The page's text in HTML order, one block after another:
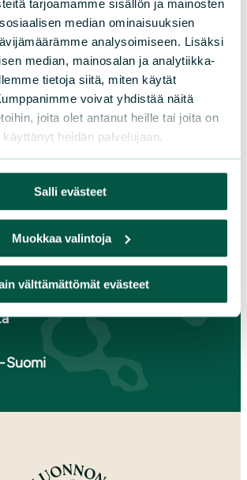
tarjoamamme sisällön ja mainosten
median ominaisuuksien
analysoimiseen. Lisäksi
median, mainosalan ja analytiikka-
tietoja siitä, miten käytät
voivat yhdistää näitä
joita olet antanut heille tai joita on
heidän palvelujaan.
Salli evästeet
Muokkaa valintoja
välttämättömät evästeet
Suomi